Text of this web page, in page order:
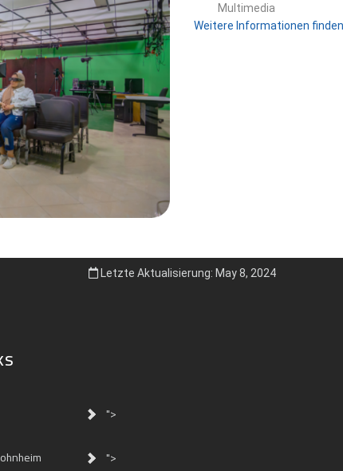
Multimedia
Weitere Informationen
Letzte Aktualisierung: May 8, 2024
">
">